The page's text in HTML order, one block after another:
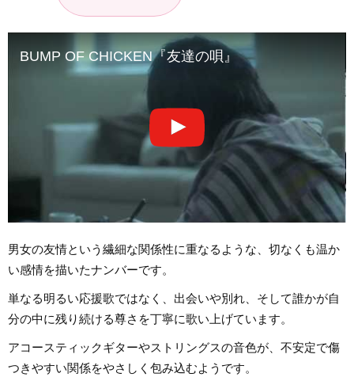
BUMP OF CHICKEN『友達の唄』
男女の友情という繊細な関係性に重なるような、切なくも温か
い感情を描いたナンバーです。
単なる明るい応援歌ではなく、出会いや別れ、そして誰かが自
分の中に残り続ける尊さを丁寧に歌い上げています。
アコースティックギターやストリングスの音色が、不安定で傷
つきやすい関係をやさしく包み込むようです。